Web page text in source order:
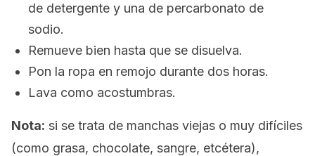
de detergente y una de percarbonato de
sodio.
Remueve bien hasta que se disuelva.
Pon la ropa en remojo durante dos horas.
Lava como acostumbras.
Nota: si se trata de manchas viejas o muy difíciles
(como grasa, chocolate, sangre, etcétera),